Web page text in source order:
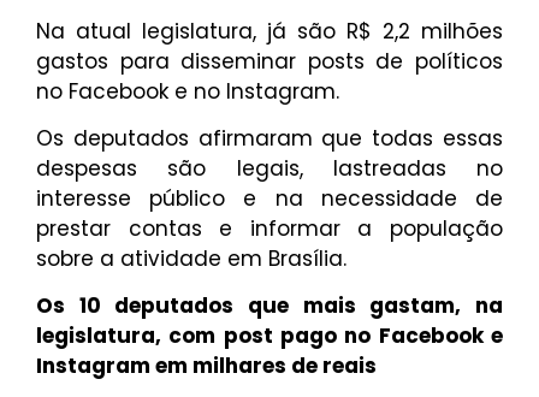
Na atual legislatura, já são R$ 2,2 milhões
gastos para disseminar posts de políticos
no Facebook e no Instagram.
Os deputados afirmaram que todas essas
despesas são legais, lastreadas no
interesse público e na necessidade de
prestar contas e informar a população
sobre a atividade em Brasília.
Os 10 deputados que mais gastam, na
legislatura, com post pago no Facebook e
Instagram em milhares de reais